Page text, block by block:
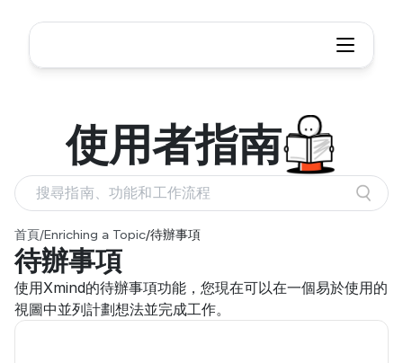
首頁 /Enriching a Topic/待辦事項
待辦事項
使用Xmind的待辦事項功能，您現在可以在一個易於使用的
視圖中並列計劃想法並完成工作。
使用者指南
搜尋指南、功能和工作流程